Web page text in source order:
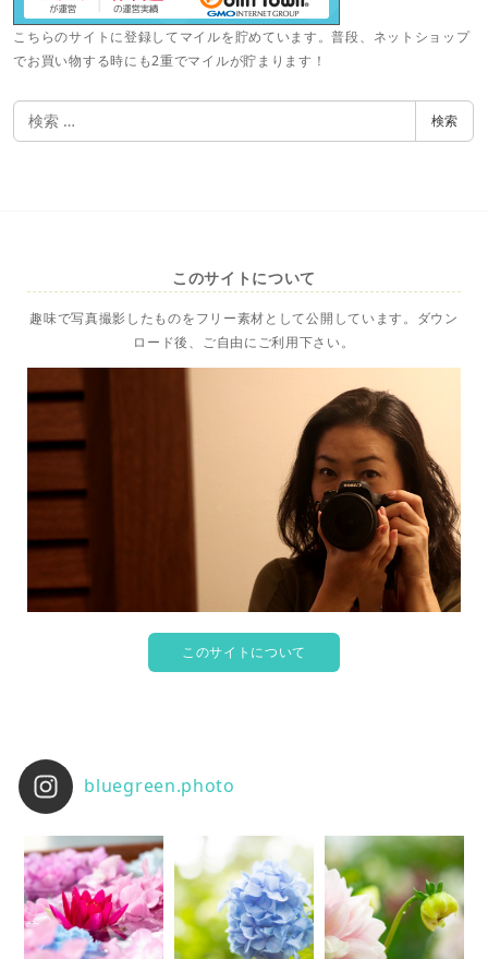
こちらのサイトに登録してマイルを貯めています。普段、ネットショップ
でお買い物する時にも2重でマイルが貯まります！
検
索
検索
このサイトについて
趣味で写真撮影したものをフリー素材として公開しています。ダウン
ロード後、ご自由にご利用下さい。
このサイトについて
bluegreen.photo